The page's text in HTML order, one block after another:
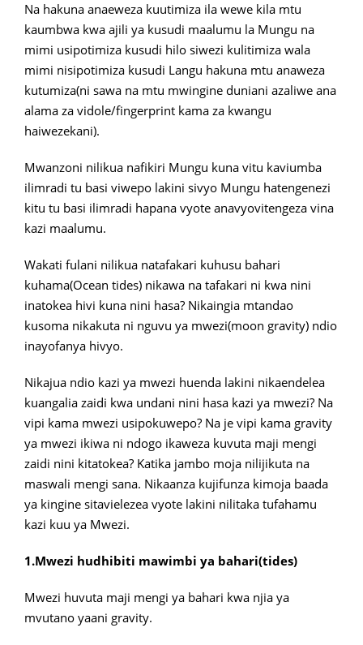
Na hakuna anaeweza kuutimiza ila wewe kila mtu
kaumbwa kwa ajili ya kusudi maalumu la Mungu na
mimi usipotimiza kusudi hilo siwezi kulitimiza wala
mimi nisipotimiza kusudi Langu hakuna mtu anaweza
kutumiza(ni sawa na mtu mwingine duniani azaliwe ana
alama za vidole/fingerprint kama za kwangu
haiwezekani).
Mwanzoni nilikua nafikiri Mungu kuna vitu kaviumba
ilimradi tu basi viwepo lakini sivyo Mungu hatengenezi
kitu tu basi ilimradi hapana vyote anavyovitengeza vina
kazi maalumu.
Wakati fulani nilikua natafakari kuhusu bahari
kuhama(Ocean tides) nikawa na tafakari ni kwa nini
inatokea hivi kuna nini hasa? Nikaingia mtandao
kusoma nikakuta ni nguvu ya mwezi(moon gravity) ndio
inayofanya hivyo.
Nikajua ndio kazi ya mwezi huenda lakini nikaendelea
kuangalia zaidi kwa undani nini hasa kazi ya mwezi? Na
vipi kama mwezi usipokuwepo? Na je vipi kama gravity
ya mwezi ikiwa ni ndogo ikaweza kuvuta maji mengi
zaidi nini kitatokea? Katika jambo moja nilijikuta na
maswali mengi sana. Nikaanza kujifunza kimoja baada
ya kingine sitavielezea vyote lakini nilitaka tufahamu
kazi kuu ya Mwezi.
1.Mwezi hudhibiti mawimbi ya bahari(tides)
Mwezi huvuta maji mengi ya bahari kwa njia ya
mvutano yaani gravity.